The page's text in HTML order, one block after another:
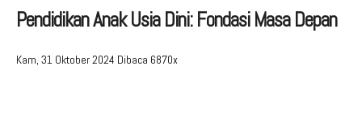
PMBM
Pendidikan Anak Usia Dini: Fondasi Masa Depan
Kam, 31 Oktober 2024 Dibaca 6870x